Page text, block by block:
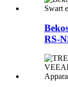
RS-